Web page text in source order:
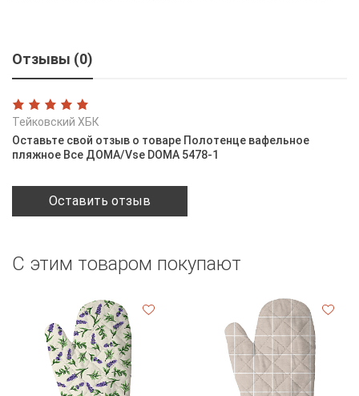
Отзывы (0)
Тейковский ХБК
Оставьте свой отзыв о товаре Полотенце вафельное
пляжное Все ДОМА/Vse DOMA 5478-1
Оставить отзыв
С этим товаром покупают